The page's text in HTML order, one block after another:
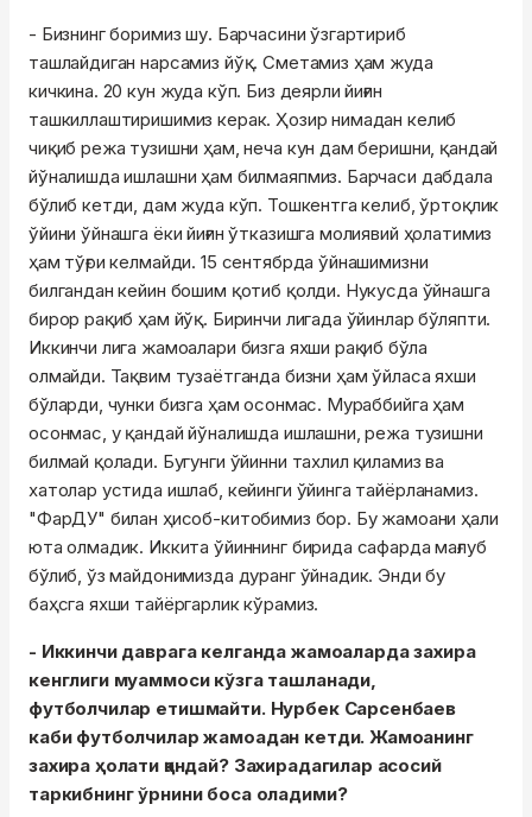
- Бизнинг боримиз шу. Барчасини ўзгартириб
ташлайдиган нарсамиз йўқ. Сметамиз ҳам жуда
кичкина. 20 кун жуда кўп. Биз деярли йиғин
ташкиллаштиришимиз керак. Ҳозир нимадан келиб
чиқиб режа тузишни ҳам, неча кун дам беришни, қандай
йўналишда ишлашни ҳам билмаяпмиз. Барчаси дабдала
бўлиб кетди, дам жуда кўп. Тошкентга келиб, ўртоқлик
ўйини ўйнашга ёки йиғин ўтказишга молиявий ҳолатимиз
ҳам тўғри келмайди. 15 сентябрда ўйнашимизни
билгандан кейин бошим қотиб қолди. Нукусда ўйнашга
бирор рақиб ҳам йўқ. Биринчи лигада ўйинлар бўляпти.
Иккинчи лига жамоалари бизга яхши рақиб бўла
олмайди. Тақвим тузаётганда бизни ҳам ўйласа яхши
бўларди, чунки бизга ҳам осонмас. Мураббийга ҳам
осонмас, у қандай йўналишда ишлашни, режа тузишни
билмай қолади. Бугунги ўйинни тахлил қиламиз ва
хатолар устида ишлаб, кейинги ўйинга тайёрланамиз.
"ФарДУ" билан ҳисоб-китобимиз бор. Бу жамоани ҳали
юта олмадик. Иккита ўйиннинг бирида сафарда мағлуб
бўлиб, ўз майдонимизда дуранг ўйнадик. Энди бу
баҳсга яхши тайёргарлик кўрамиз.
- Иккинчи даврага келганда жамоаларда захира
кенглиги муаммоси кўзга ташланади,
футболчилар етишмайти. Нурбек Сарсенбаев
каби футболчилар жамоадан кетди. Жамоанинг
захира ҳолати қандай? Захирадагилар асосий
таркибнинг ўрнини боса оладими?